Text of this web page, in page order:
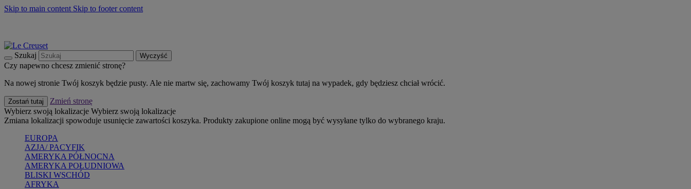
Skip to main content Skip to footer content
Szukaj Wyczyść
Czy napewno chcesz zmienić stronę?
Na nowej stronie Twój koszyk będzie pusty. Ale nie martw się, zachowamy Twój koszyk tutaj na wypadek, gdy będziesz chciał wrócić.
Zostań tutaj
Zmień stronę
Wybierz swoją lokalizacje Wybierz swoją lokalizacje
Zmiana lokalizacji spowoduje usunięcie zawartości koszyka. Produkty zakupione online mogą być wysyłane tylko do wybranego kraju.
EUROPA
AZJA/ PACYFIK
AMERYKA PÓŁNOCNA
AMERYKA POŁUDNIOWA
BLISKI WSCHÓD
AFRYKA